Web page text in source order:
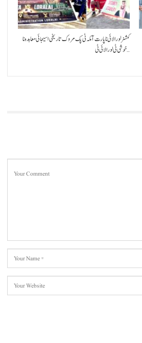
کمشنر لورالائی نا پارت آ مکہ ٹی پک مروک تاریخی اسیجائی معاہدہ نا
خوشی ٹی لورالائی ٹی…